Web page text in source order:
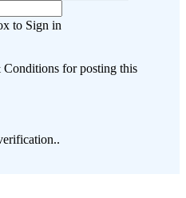
to Sign in
for posting this